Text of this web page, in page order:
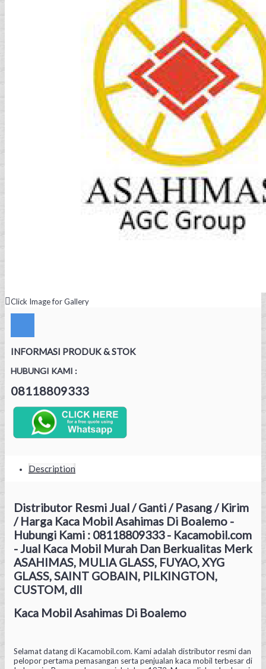
Click Image for Gallery
INFORMASI PRODUK & STOK
HUBUNGI KAMI :
08118809333
Description
Distributor Resmi Jual / Ganti / Pasang / Kirim
/ Harga Kaca Mobil Asahimas Di Boalemo -
Hubungi Kami : 08118809333 - Kacamobil.com
- Jual Kaca Mobil Murah Dan Berkualitas Merk
ASAHIMAS, MULIA GLASS, FUYAO, XYG
GLASS, SAINT GOBAIN, PILKINGTON,
CUSTOM, dll
Kaca Mobil Asahimas Di Boalemo
Selamat datang di Kacamobil.com. Kami adalah distributor resmi dan
pelopor pertama pemasangan serta penjualan kaca mobil terbesar di